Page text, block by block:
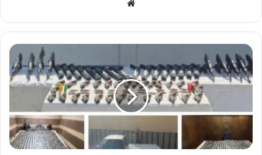
ضبط
عناصر
إجرامية
وحجز
مخدرات
وأسلحة